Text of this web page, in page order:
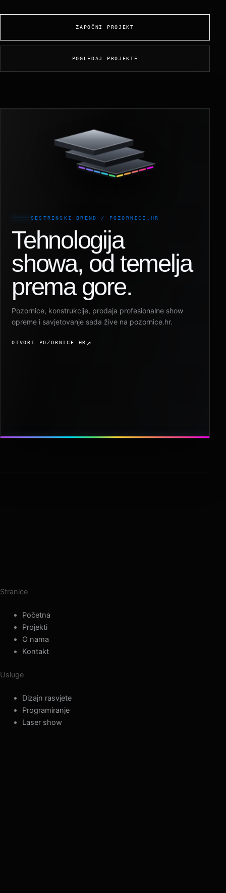
ZAPOČNI PROJEKT
POGLEDAJ PROJEKTE
SESTRINSKI BREND / POZORNICE.HR
Tehnologija
showa, od temelja
prema gore.
Pozornice, konstrukcije, prodaja profesionalne show
opreme i savjetovanje sada žive na pozornice.hr.
OTVORI POZORNICE.HR
Stranice
Početna
Projekti
O nama
Kontakt
Usluge
Dizajn rasvjete
Programiranje
Laser show